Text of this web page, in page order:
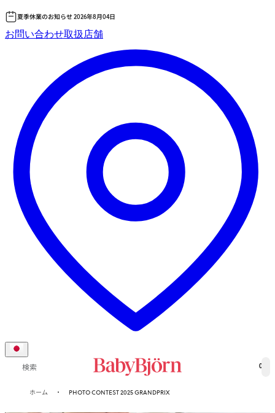
ン
ス
キッ
夏季休業のお知らせ 2026年8月04日
お問い合わせ取扱店舗
検索 0
ホーム PHOTO CONTEST 2025 GRANDPRIX